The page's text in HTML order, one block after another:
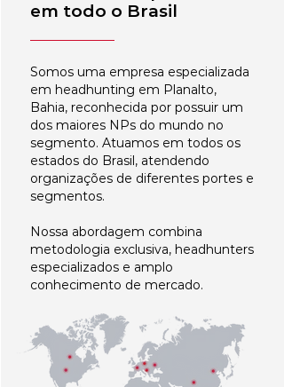
em todo o Brasil
Somos uma empresa especializada
em headhunting em Planalto,
Bahia, reconhecida por possuir um
dos maiores NPs do mundo no
segmento. Atuamos em todos os
estados do Brasil, atendendo
organizações de diferentes portes e
segmentos.
Nossa abordagem combina
metodologia exclusiva, headhunters
especializados e amplo
conhecimento de mercado.